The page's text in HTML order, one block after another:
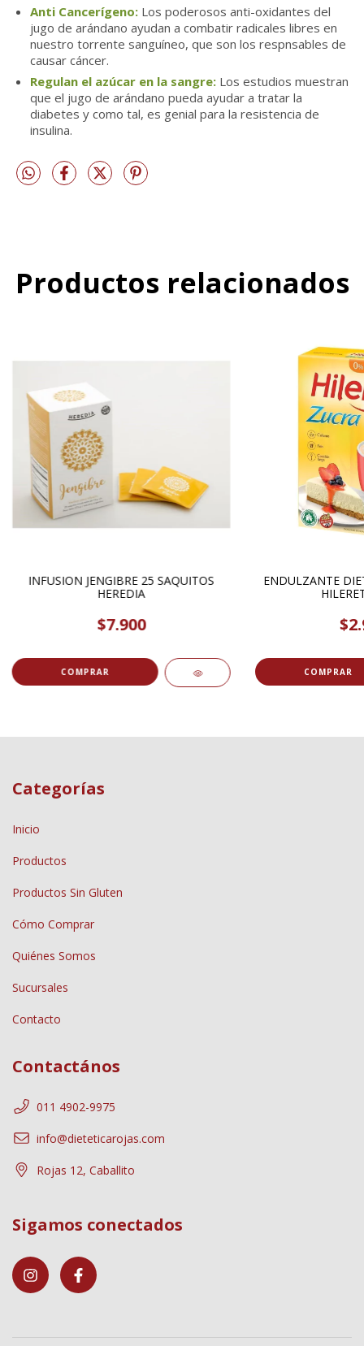
Anti Cancerígeno: Los poderosos anti-oxidantes del
jugo de arándano ayudan a combatir radicales libres en
nuestro torrente sanguíneo, que son los respnsables de
causar cáncer.
Regulan el azúcar en la sangre: Los estudios muestran
que el jugo de arándano pueda ayudar a tratar la
diabetes y como tal, es genial para la resistencia de
insulina.
Productos relacionados
INFUSION JENGIBRE 25 SAQUITOS
HEREDIA
$7.900
ENDULZANTE
Categorías
Inicio
Productos
Productos Sin Gluten
Cómo Comprar
Quiénes Somos
Sucursales
Contacto
Contactános
011 4902-9975
info@dieteticarojas.com
Rojas 12, Caballito
Sigamos conectados